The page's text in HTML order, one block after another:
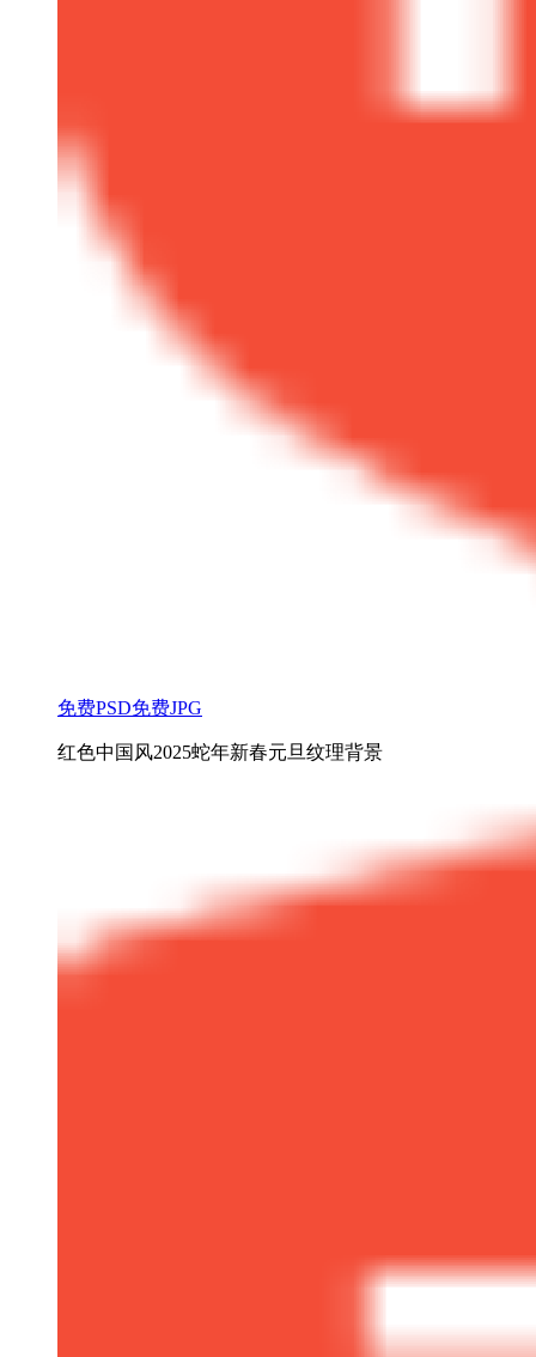
免费PSD免费JPG
红色中国风2025蛇年新春元旦纹理背景